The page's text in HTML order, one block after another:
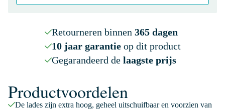
Retourneren binnen 365 dagen
10 jaar garantieop dit product
Gegarandeerd de laagste prijs
Productvoordelen
De lades zijn extra hoog, geheel uitschuifbaar en voorzien van